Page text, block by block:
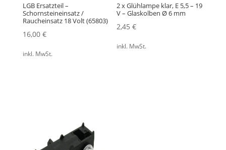
LGB Ersatzteil –
Schornsteineinsatz /
Raucheinsatz 18 Volt (65803)
16,00 €
inkl. MwSt.
2 x Glühlampe klar, E 5,5 – 19
V – Glaskolben Ø 6 mm
2,45€
inkl. MwSt.